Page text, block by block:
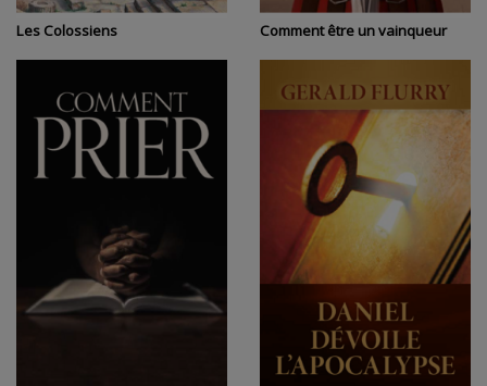
Les Colossiens Comment être un vainqueur